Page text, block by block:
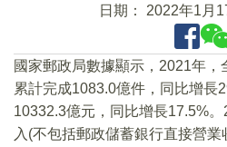
日期： 2022年1月
國家郵政局數據顯示，2021年
累計完成1083.0億件，同比增長
10332.3億元，同比增長17.5%
入(不包括郵政儲蓄銀行直接營